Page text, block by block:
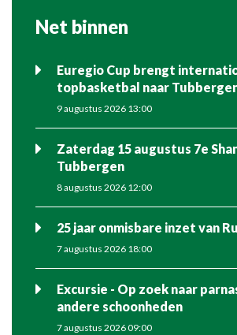
Net binnen
Euregio Cup brengt
topbasketbal naar
9 augustus 2026 13:00
Zaterdag 15 augustus 7e
Tubbergen
8 augustus 2026 12:00
25 jaar onmisbare inzet van
7 augustus 2026 18:00
Excursie - Op zoek naar
andere schoonheden
7 augustus 2026 09:00